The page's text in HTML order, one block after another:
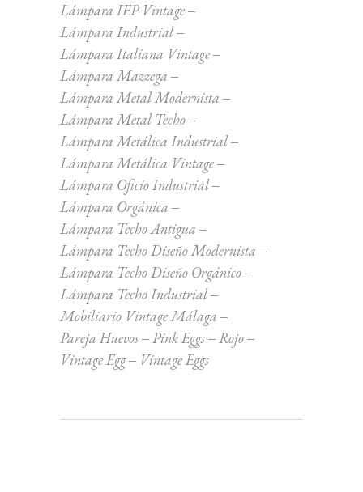
Lámpara IEP Vintage
Lámpara Industrial
Lámpara Italiana Vintage
Lámpara Mazzega
Lámpara Metal Modernista
Lámpara Metal Techo
Lámpara Metálica Industrial
Lámpara Metálica Vintage
Lámpara Oficio Industrial
Lámpara Orgánica
Lámpara Techo Antigua
Lámpara Techo Diseño Modernista
Lámpara Techo Diseño Orgánico
Lámpara Techo Industrial
Mobiliario Vintage Málaga
Pareja Huevos
Pink Eggs
Rojo
Vintage Egg
Vintage Eggs